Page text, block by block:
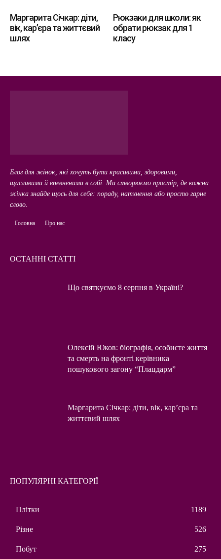
Маргарита Січкар: діти,
вік, кар’єра та життєвий
шлях
Рюкзаки для школи: як
обрати рюкзак для 1
класу
Блог для жінок, які хочуть бути красивими, здоровими,
щасливими й впевненими в собі. Ми створюємо простір, де кожна
жінка знайде щось для себе: пораду, натхнення або просто гарне
слово.
Головна Про нас
ОСТАННІ СТАТТІ
Що святкуємо 8 серпня в Україні?
Олексій Юков: біографія, особисте життя
та смерть на фронті керівника
пошукового загону “Плацдарм”
Маргарита Січкар: діти, вік, кар’єра та
життєвий шлях
ПОПУЛЯРНІ КАТЕГОРІЇ
Плітки 1189
Різне 526
Побут 275